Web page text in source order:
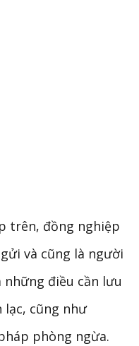
trên, đồng nghiệp
và cũng là người
điều cần lưu
lạc, cũng như
phòng ngừa.